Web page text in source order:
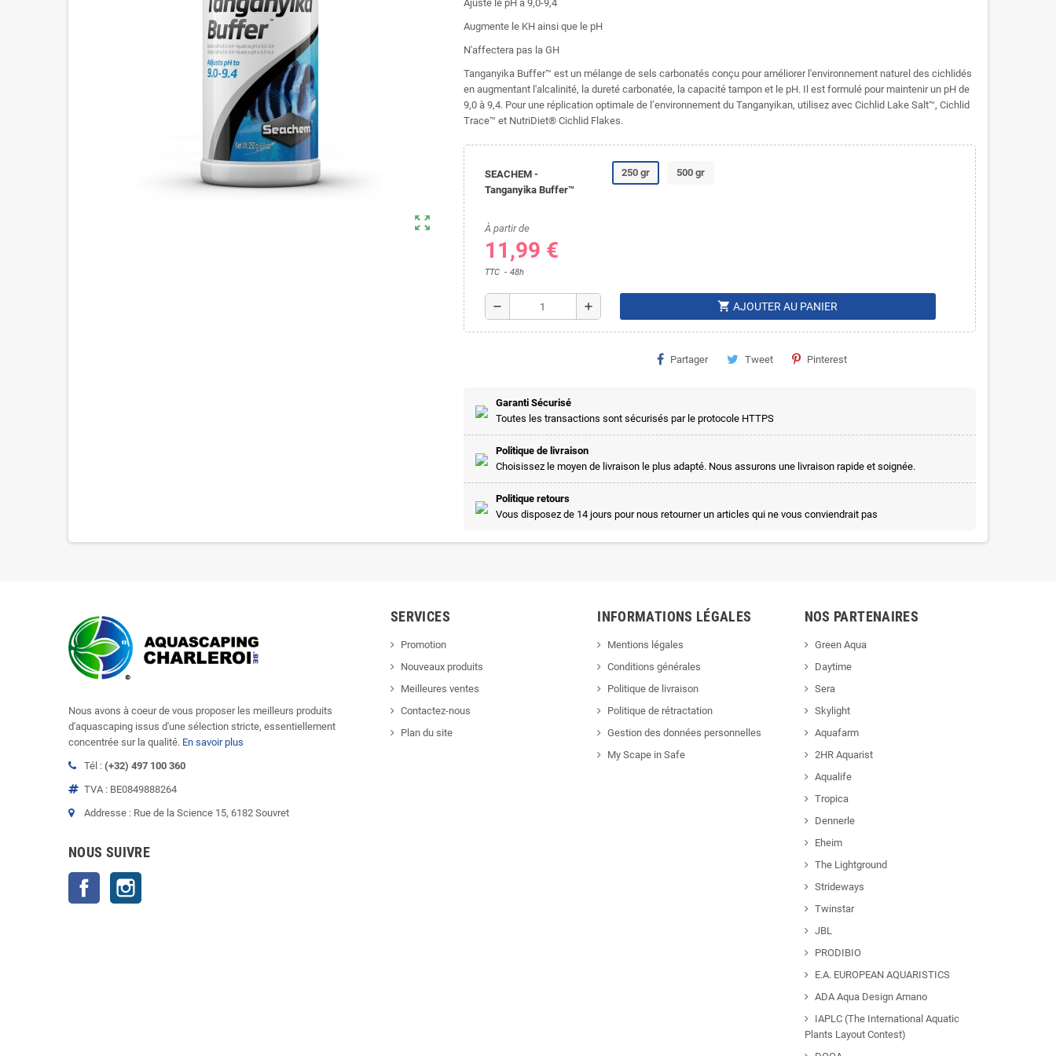
zoom_out_map
Ajuste le pH à 9,0-9,4
Augmente le KH ainsi que le pH
N'affectera pas la GH
Tanganyika Buffer™ est un mélange de sels carbonatés conçu pour améliorer l'environnement naturel des cichlidés
en augmentant l'alcalinité, la dureté carbonatée, la capacité tampon et le pH. Il est formulé pour maintenir un pH de
9,0 à 9,4. Pour une réplication optimale de l’environnement du Tanganyikan, utilisez avec Cichlid Lake Salt™, Cichlid
Trace™ et NutriDiet® Cichlid Flakes.
SEACHEM -
Tanganyika Buffer™
250 gr 500 gr
À partir de
11,99 €
TTC 48h
remove add shopping_cart AJOUTER AU PANIER
Partager Tweet Pinterest
Garanti Sécurisé
Toutes les transactions sont sécurisés par le protocole HTTPS
Politique de livraison
Choisissez le moyen de livraison le plus adapté. Nous assurons une livraison rapide et soignée.
Politique retours
Vous disposez de 14 jours pour nous retourner un articles qui ne vous conviendrait pas
Nous avons à coeur de vous proposer les meilleurs produits
d'aquascaping issus d'une sélection stricte, essentiellement
concentrée sur la qualité. En savoir plus
Tél : (+32) 497 100 360
TVA : BE0849888264
Addresse : Rue de la Science 15, 6182 Souvret
NOUS SUIVRE
Facebook
SERVICES
Promotion
Nouveaux produits
Meilleures ventes
Contactez-nous
Plan du site
INFORMATIONS LÉGALES
Mentions légales
Conditions générales
Politique de livraison
Politique de rétractation
Gestion des données personnelles
My Scape in Safe
NOS PARTENAIRES
Green Aqua
Daytime
Sera
Skylight
Aquafarm
2HR Aquarist
Aqualife
Tropica
Dennerle
Eheim
The Lightground
Strideways
Twinstar
JBL
PRODIBIO
E.A. EUROPEAN AQUARISTICS
ADA Aqua Design Amano
IAPLC (The International Aquatic
Plants Layout Contest)